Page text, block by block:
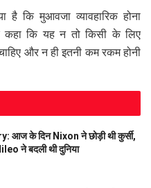
है कि मुआवजा व्यावहारिक होना
कहा कि यह न तो किसी के लिए
और न ही इतनी कम रकम होनी
के दिन Nixon ने छोड़ी थी कुर्सी,
ने बदली थी दुनिया